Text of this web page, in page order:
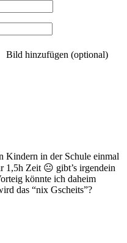
Bild hinzufügen (optional)
Kindern in der Schule einmal
1,5h Zeit 😐 gibt’s irgendein
könnte ich daheim
das “nix Gscheits”?